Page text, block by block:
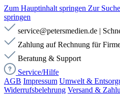
Zum Hauptinhalt springen Zur
springen
service@petersmedien.de |
Zahlung auf Rechnung für
Beratung & Support
Service/Hilfe
AGB Impressum Umwelt &
Widerrufsbelehrung Versand &